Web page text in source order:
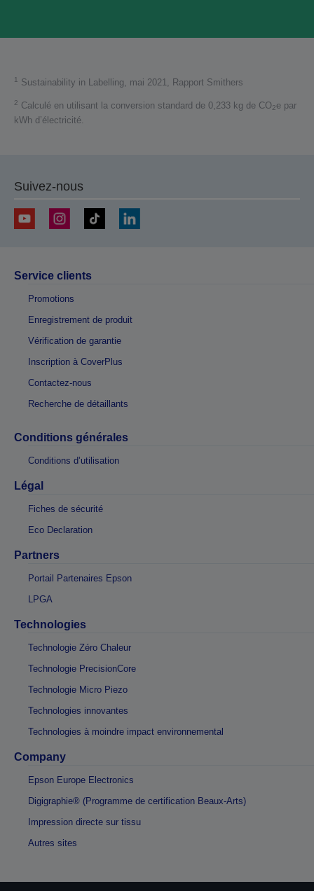
1 Sustainability in Labelling, mai 2021, Rapport Smithers
2 Calculé en utilisant la conversion standard de 0,233 kg de CO2e par
kWh d’électricité.
Suivez-nous
Service clients
Promotions
Enregistrement de produit
Vérification de garantie
Inscription à CoverPlus
Contactez-nous
Recherche de détaillants
Conditions générales
Conditions d’utilisation
Légal
Fiches de sécurité
Eco Declaration
Partners
Portail Partenaires Epson
LPGA
Technologies
Technologie Zéro Chaleur
Technologie PrecisionCore
Technologie Micro Piezo
Technologies innovantes
Technologies à moindre impact environnemental
Company
Epson Europe Electronics
Digigraphie® (Programme de certification Beaux-Arts)
Impression directe sur tissu
Autres sites